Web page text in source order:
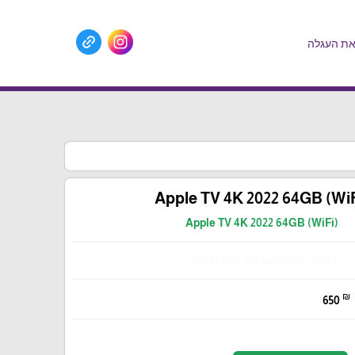
את העגלה
Apple TV 4K 2022 64GB
Apple TV 4K 2022 64GB (WiFi)
650 ₪